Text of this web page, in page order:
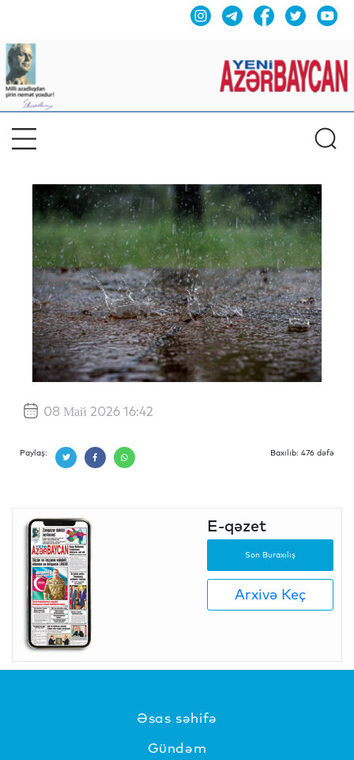
08 Май 2026 16:42
Paylaş: Baxılıb: 476 dəfə
E-qəzet
Son Buraxılış
Arxivə Keç
Əsas səhifə
Gündəm